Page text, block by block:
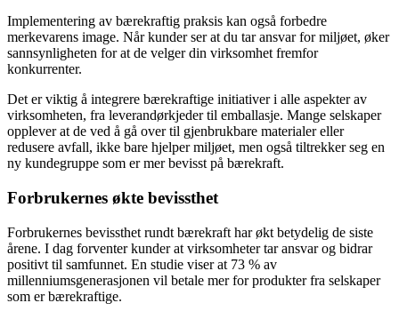
Implementering av bærekraftig praksis kan også forbedre
merkevarens image. Når kunder ser at du tar ansvar for miljøet, øker
sannsynligheten for at de velger din virksomhet fremfor
konkurrenter.
Det er viktig å integrere bærekraftige initiativer i alle aspekter av
virksomheten, fra leverandørkjeder til emballasje. Mange selskaper
opplever at de ved å gå over til gjenbrukbare materialer eller
redusere avfall, ikke bare hjelper miljøet, men også tiltrekker seg en
ny kundegruppe som er mer bevisst på bærekraft.
Forbrukernes økte bevissthet
Forbrukernes bevissthet rundt bærekraft har økt betydelig de siste
årene. I dag forventer kunder at virksomheter tar ansvar og bidrar
positivt til samfunnet. En studie viser at 73 % av
millenniumsgenerasjonen vil betale mer for produkter fra selskaper
som er bærekraftige.